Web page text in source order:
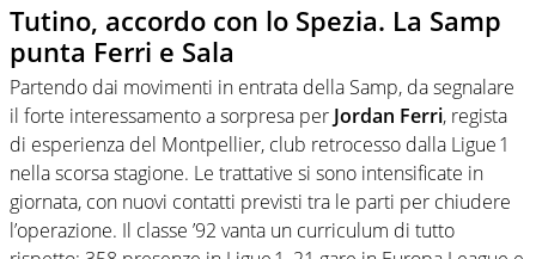
Tutino, accordo con lo Spezia. La Samp
punta Ferri e Sala
Partendo dai movimenti in entrata della Samp, da segnalare
il forte interessamento a sorpresa per Jordan Ferri, regista
di esperienza del Montpellier, club retrocesso dalla Ligue 1
nella scorsa stagione. Le trattative si sono intensificate in
giornata, con nuovi contatti previsti tra le parti per chiudere
l’operazione. Il classe ’92 vanta un curriculum di tutto